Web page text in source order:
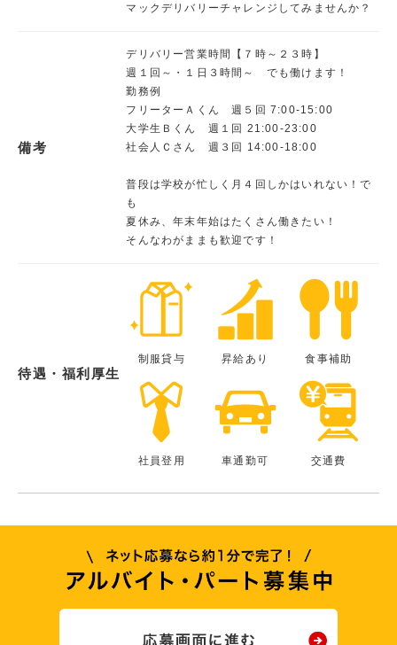
マックデリバリーチャレンジしてみませんか？
備考
デリバリー営業時間【７時～２３時】
週１回～・１日３時間～ でも働けます！
勤務例
フリーターＡくん 週５回 7:00-15:00
大学生Ｂくん 週１回 21:00-23:00
社会人Ｃさん 週３回 14:00-18:00
普段は学校が忙しく月４回しかはいれない！で
も
夏休み、年末年始はたくさん働きたい！
そんなわがままも歓迎です！
待遇・福利厚生
制服貸与 昇給あり 食事補助
社員登用 車通勤可 交通費